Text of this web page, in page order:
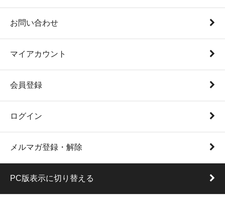
お問い合わせ
マイアカウント
会員登録
ログイン
メルマガ登録・解除
PC版表示に切り替える